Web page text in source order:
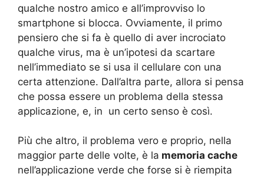
qualche nostro amico e all’improvviso lo
smartphone si blocca. Ovviamente, il primo
pensiero che si fa è quello di aver incrociato
qualche virus, ma è un’ipotesi da scartare
nell’immediato se si usa il cellulare con una
certa attenzione. Dall’altra parte, allora si pensa
che possa essere un problema della stessa
applicazione, e, in un certo senso è così.
Più che altro, il problema vero e proprio, nella
maggior parte delle volte, è la memoria cache
nell’applicazione verde che forse si è riempita